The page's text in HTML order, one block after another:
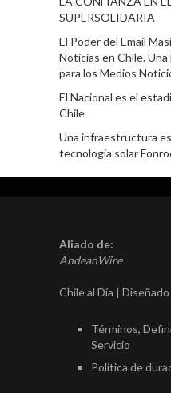
SUPERSOLIDARIA
El Poder del Email
Noticias en Chile.
para los Medios
El Nacional es el
Chile
Una infraestructura
tecnología solar
Aliado de:
AndeanWire
Chile al Día |
Términos,
Servicio
Política de